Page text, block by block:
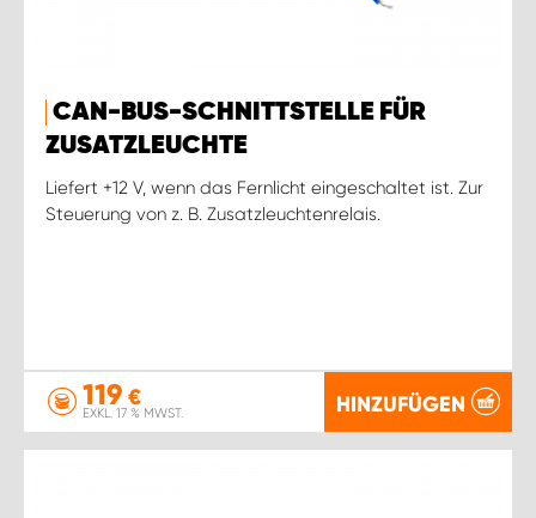
CAN-BUS-SCHNITTSTELLE FÜR
ZUSATZLEUCHTE
Liefert +12 V, wenn das Fernlicht eingeschaltet ist. Zur
Steuerung von z. B. Zusatzleuchtenrelais.
119 €
EXKL. 17 % MWST. HINZUFÜGEN